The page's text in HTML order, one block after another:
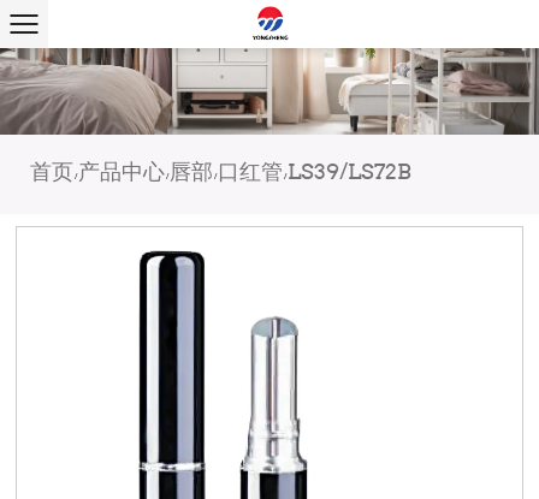
首页/产品中心/ 唇部 / 口红管 /LS39/LS72B